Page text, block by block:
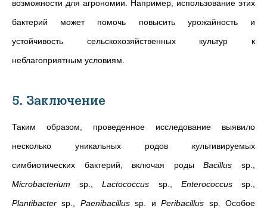
возможности для агрономии. Например, использование этих
бактерий может помочь повысить урожайность и
устойчивость сельскохозяйственных культур к
неблагоприятным условиям.
5. Заключение
Таким образом, проведенное исследование выявило
несколько уникальных родов культивируемых
симбиотических бактерий, включая родыBacillus sp.,
Microbacterium sp.,Lactococcus sp., Enterococcussp.,
Plantibacter sp., Paenibacillussp. иPeribacillus sp. Особое